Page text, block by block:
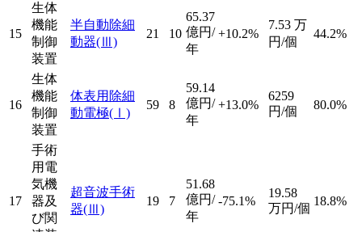
15
生体
機能
制御
装置
半自動除細
動器(Ⅲ)
21 10
65.37
億円/
年
+10.2%
7.53 万
円/個
44.2%
16
生体
機能
制御
装置
体表用除細
動電極(Ⅰ)
59 8
59.14
億円/
年
+13.0%
6259
円/個
80.0%
17
手術
用電
気機
器及
び関
超音波手術
器(Ⅲ)
19 7
51.68
億円/
年
-75.1%
19.58
万円/個
18.8%